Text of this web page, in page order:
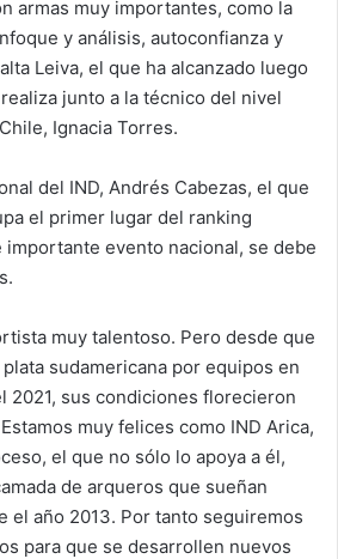
armas muy importantes, como la
y análisis, autoconfianza y
Leiva, el que ha alcanzado luego
junto a la técnico del nivel
Ignacia Torres.
del IND, Andrés Cabezas, el que
el primer lugar del ranking
importante evento nacional, se debe
muy talentoso. Pero desde que
sudamericana por equipos en
2021, sus condiciones florecieron
muy felices como IND Arica,
el que no sólo lo apoya a él,
de arqueros que sueñan
el año 2013. Por tanto seguiremos
para que se desarrollen nuevos